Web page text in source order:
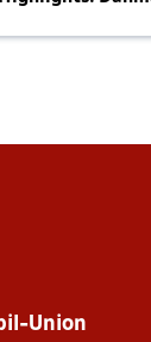
Union